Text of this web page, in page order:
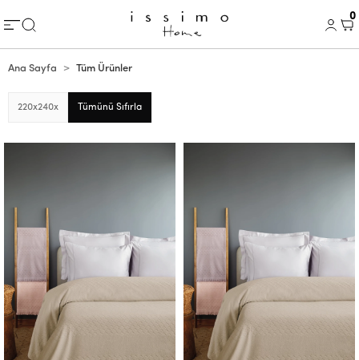
0
Ana Sayfa Tüm Ürünler
220x240x Tümünü Sıfırla